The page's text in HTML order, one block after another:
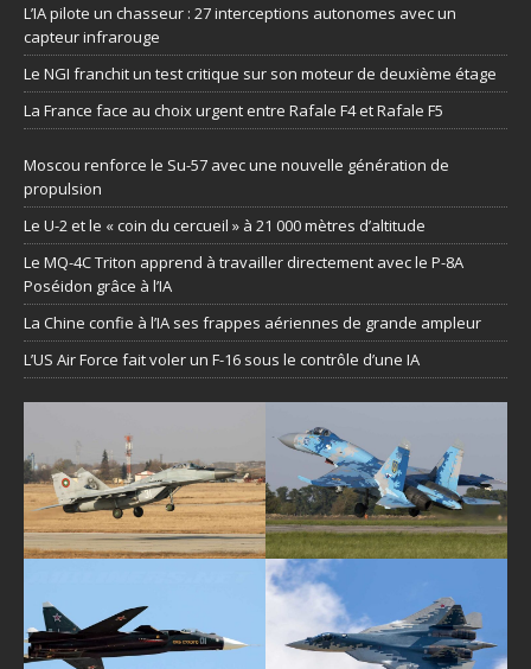
L’IA pilote un chasseur : 27 interceptions autonomes avec un
capteur infrarouge
Le NGI franchit un test critique sur son moteur de deuxième étage
La France face au choix urgent entre Rafale F4 et Rafale F5
Moscou renforce le Su-57 avec une nouvelle génération de
propulsion
Le U-2 et le « coin du cercueil » à 21 000 mètres d’altitude
Le MQ-4C Triton apprend à travailler directement avec le P-8A
Poséidon grâce à l’IA
La Chine confie à l’IA ses frappes aériennes de grande ampleur
L’US Air Force fait voler un F-16 sous le contrôle d’une IA